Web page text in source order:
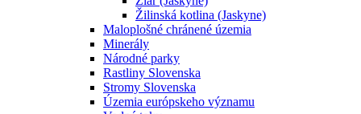
Žilinská kotlina (Jaskyne)
Maloplošné chránené územia
Minerály
Národné parky
Rastliny Slovenska
Stromy Slovenska
Územia európskeho významu